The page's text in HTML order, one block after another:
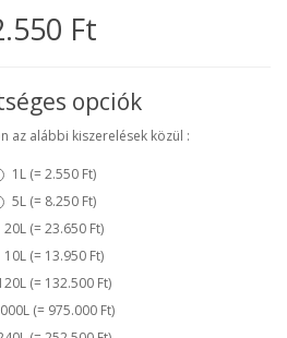
Ft
opciók
az alábbi kiszerelések közül :
1L (= 2.550 Ft)
5L (= 8.250 Ft)
20L (= 23.650 Ft)
10L (= 13.950 Ft)
(= 132.500 Ft)
(= 975.000 Ft)